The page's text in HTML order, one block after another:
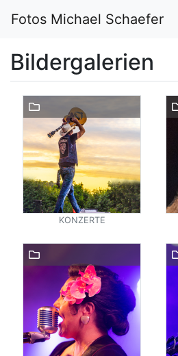
Fotos Michael Schaefer
Bildergalerien
KONZERTE